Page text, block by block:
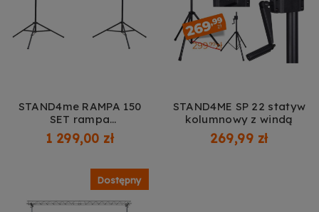
STAND4me RAMPA 150
SET rampa
oświetleniowa
1 299,00 zł
STAND4ME SP 22 statyw
kolumnowy z windą
269,99 zł
Dostępny
Zezwalaj na reklamy spersonalizowane
(remarketing)
Dowiedz się więcej